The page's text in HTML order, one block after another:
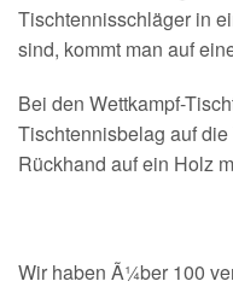
Tischtennisschläger in
sind, kommt man auf
Bei den Wettkampf-
Tischtennisbelag auf
Rückhand auf ein Holz
Wir haben Ã¼ber 100